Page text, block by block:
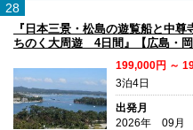
28
『日本三景・松島の遊覧船と中
ちのく大周遊 4日間』【広島・岡
199,000円 ～
3泊4日
出発月
2026年 09月